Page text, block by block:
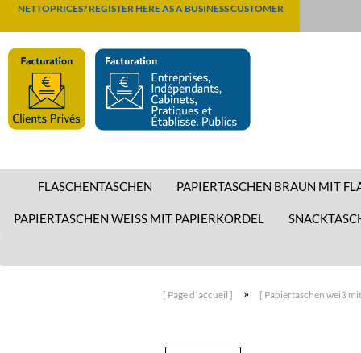
NETTOPRICES? REGISTER HERE AS A BUSINESS CUSTOMER
FLASCHENTASCHEN PAPIERTASCHEN BRAUN MIT
PAPIERTASCHEN WEISS MIT PAPIERKORDEL
[ Page d`accueil ] » [ Papiertaschen weiß